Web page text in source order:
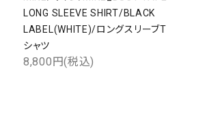
LONG SLEEVE SHIRT/BLACK
LABEL(WHITE)/ロングスリーブT
シャツ
8,800円(税込)